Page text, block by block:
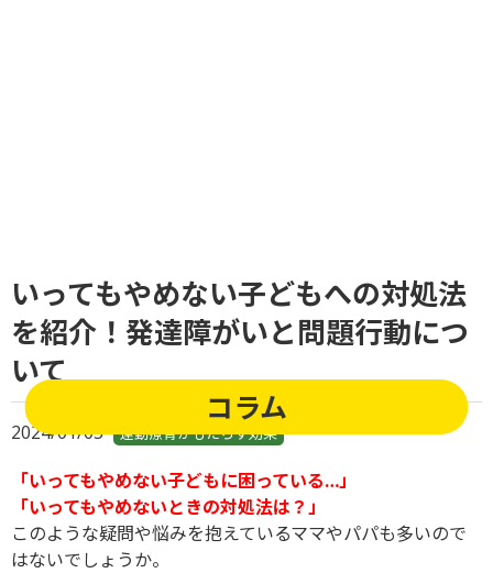
コラム
いってもやめない子どもへの対処法
を紹介！発達障がいと問題行動につ
いて
2024/01/03 運動療育がもたらす効果
「いってもやめない子どもに困っている…」
「いってもやめないときの対処法は？」
このような疑問や悩みを抱えているママやパパも多いので
はないでしょうか。